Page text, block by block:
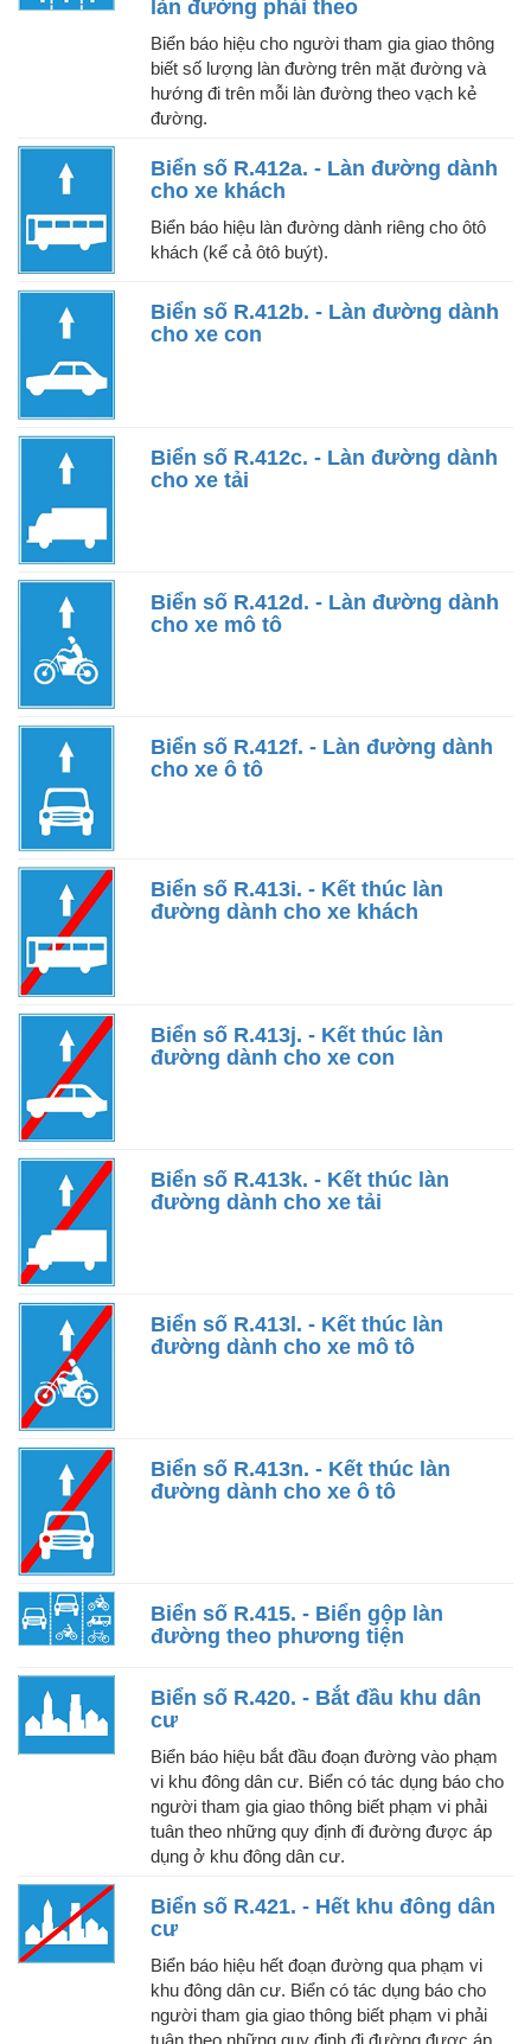
làn đường phải theo
Biển báo hiệu cho người tham gia giao thông
biết số lượng làn đường trên mặt đường và
hướng đi trên mỗi làn đường theo vạch kẻ
đường.
Biển số R.412a. - Làn đường dành
cho xe khách
Biển báo hiệu làn đường dành riêng cho ôtô
khách (kể cả ôtô buýt).
Biển số R.412b. - Làn đường dành
cho xe con
Biển số R.412c. - Làn đường dành
cho xe tải
Biển số R.412d. - Làn đường dành
cho xe mô tô
Biển số R.412f. - Làn đường dành
cho xe ô tô
Biển số R.413i. - Kết thúc làn
đường dành cho xe khách
Biển số R.413j. - Kết thúc làn
đường dành cho xe con
Biển số R.413k. - Kết thúc làn
đường dành cho xe tải
Biển số R.413l. - Kết thúc làn
đường dành cho xe mô tô
Biển số R.413n. - Kết thúc làn
đường dành cho xe ô tô
Biển số R.415. - Biển gộp làn
đường theo phương tiện
Biển số R.420. - Bắt đầu khu dân
cư
Biển báo hiệu bắt đầu đoạn đường vào phạm
vi khu đông dân cư. Biển có tác dụng báo cho
người tham gia giao thông biết phạm vi phải
tuân theo những quy định đi đường được áp
dụng ở khu đông dân cư.
Biển số R.421. - Hết khu đông dân
cư
Biển báo hiệu hết đoạn đường qua phạm vi
khu đông dân cư. Biển có tác dụng báo cho
người tham gia giao thông biết phạm vi phải